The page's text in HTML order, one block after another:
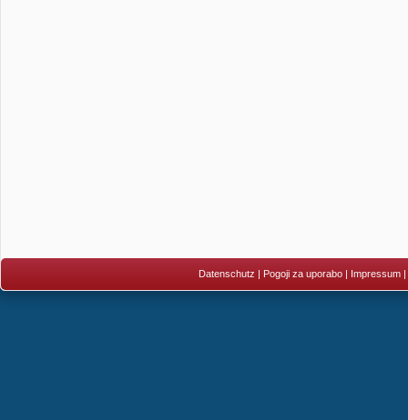
Datenschutz | Pogoji za uporabo| Impressum|